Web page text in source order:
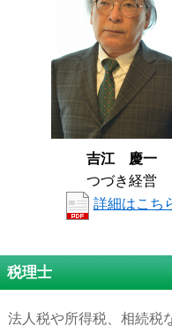
吉江 慶一
つづき経営
詳細はこち
税理士
法人税や所得税、相続税